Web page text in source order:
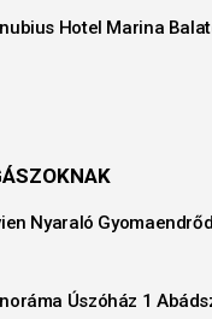
Hotel Marina
Nyaraló Gyomaendrőd
Úszóház 1